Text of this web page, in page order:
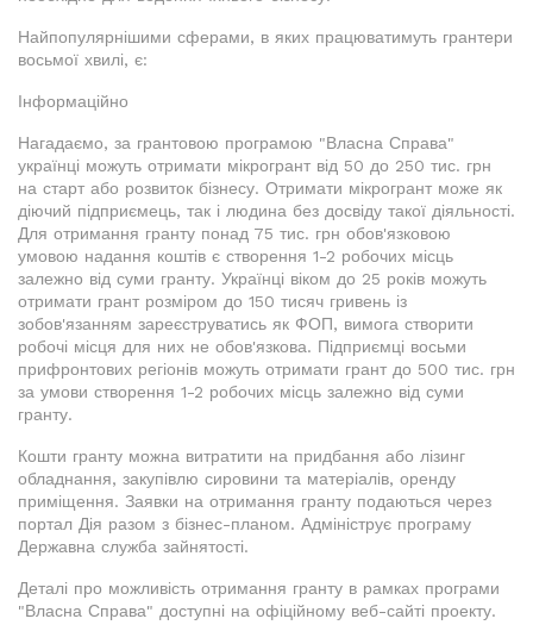
Найпопулярнішими сферами, в яких працюватимуть грантери
восьмої хвилі, є:
Інформаційно
Нагадаємо, за грантовою програмою "Власна Справа"
українці можуть отримати мікрогрант від 50 до 250 тис. грн
на старт або розвиток бізнесу. Отримати мікрогрант може як
діючий підприємець, так і людина без досвіду такої діяльності.
Для отримання гранту понад 75 тис. грн обов'язковою
умовою надання коштів є створення 1-2 робочих місць
залежно від суми гранту. Українці віком до 25 років можуть
отримати грант розміром до 150 тисяч гривень із
зобов'язанням зареєструватись як ФОП, вимога створити
робочі місця для них не обов'язкова. Підприємці восьми
прифронтових регіонів можуть отримати грант до 500 тис. грн
за умови створення 1-2 робочих місць залежно від суми
гранту.
Кошти гранту можна витратити на придбання або лізинг
обладнання, закупівлю сировини та матеріалів, оренду
приміщення. Заявки на отримання гранту подаються через
портал Дія разом з бізнес-планом. Адмініструє програму
Державна служба зайнятості.
Деталі про можливість отримання гранту в рамках програми
"Власна Справа" доступні на офіційному веб-сайті проекту.